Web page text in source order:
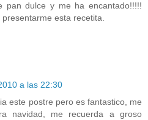
pan dulce y me ha encantado!!!!!
esta recetita.
a las 22:30
este postre pero es fantastico, me
navidad, me recuerda a groso